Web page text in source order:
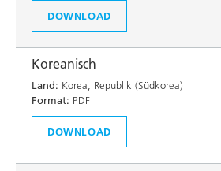
DOWNLOAD
Koreanisch
Land: Korea, Republik (Südkorea)
Format: PDF
DOWNLOAD